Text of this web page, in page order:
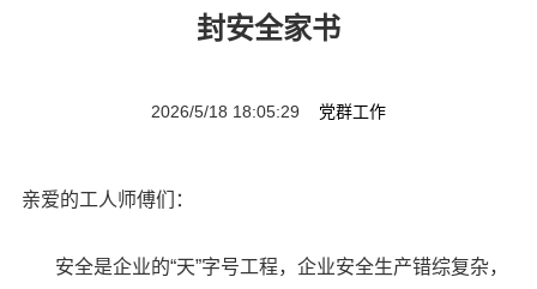
封安全家书
2026/5/18 18:05:29 党群工作
亲爱的工人师傅们：
安全是企业的“天”字号工程，企业安全生产错综复杂，